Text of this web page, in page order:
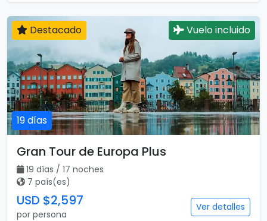
19 días
Destacado Vuelo incluido
Gran Tour de Europa Plus
19 días / 17 noches
7 país(es)
USD $2,597
por persona
Ver detalles